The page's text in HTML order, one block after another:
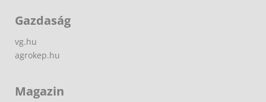
Gazdaság
vg.hu
agrokep.hu
Magazin